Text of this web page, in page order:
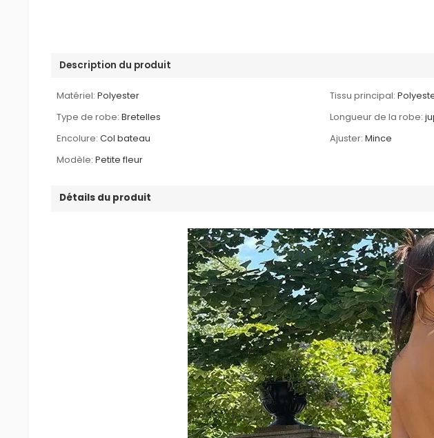
Description du produit
Matériel: Polyester Tissu principal:
Type de robe: Bretelles Longueur de la robe:
Encolure: Col bateau Ajuster: Mince
Modèle: Petite fleur
Détails du produit